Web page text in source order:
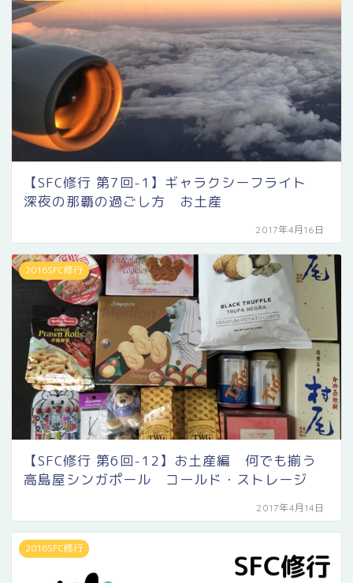
【SFC修行 第7回-1】ギャラクシーフライト
深夜の那覇の過ごし方 お土産
2017年4月16日
2016SFC修行
【SFC修行 第6回-12】お土産編 何でも揃う
高島屋シンガポール コールド・ストレージ
2017年4月14日
2016SFC修行